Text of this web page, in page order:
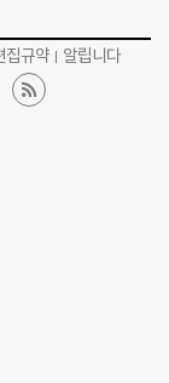
집규약 알립니다